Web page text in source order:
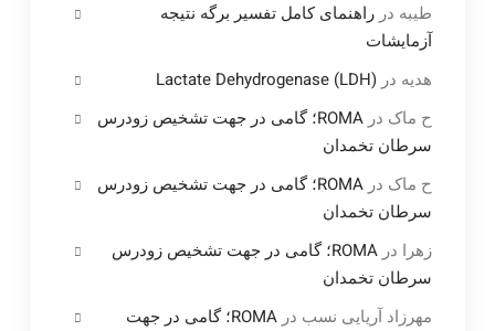
طیبه در راهنمای کامل تفسیر برگه نتیجه
آزمایشات
هدیه در Lactate Dehydrogenase (LDH)
ح ماک در
ROMA؛ گامی در جهت تشخیص زودرس
سرطان تخمدان
ح ماک در
ROMA؛ گامی در جهت تشخیص زودرس
سرطان تخمدان
زهرا در
ROMA؛ گامی در جهت تشخیص زودرس
سرطان تخمدان
مهرزاد آریایی نسب در
ROMA؛ گامی در جهت